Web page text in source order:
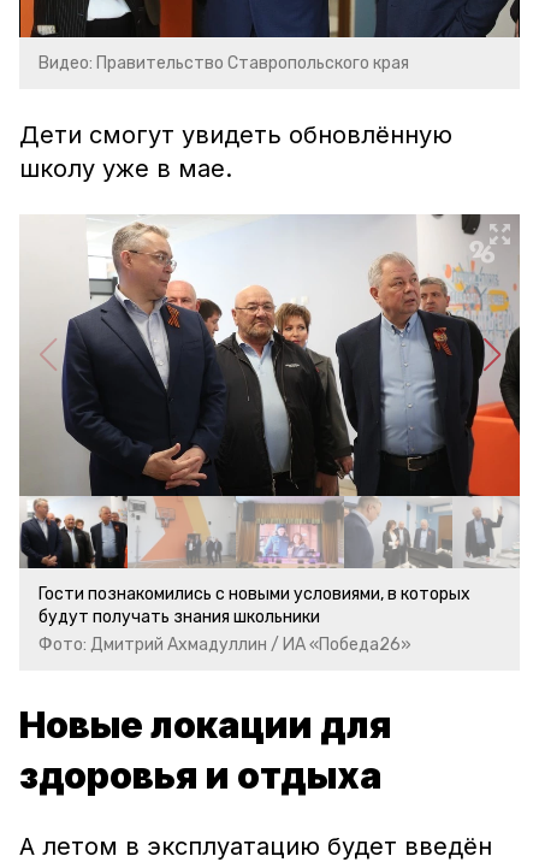
Видео: Правительство Ставропольского края
Дети смогут увидеть обновлённую
школу уже в мае.
Гости познакомились с новыми условиями, в которых
будут получать знания школьники
Фото: Дмитрий Ахмадуллин / ИА «Победа26»
Новые локации для
здоровья и отдыха
А летом в эксплуатацию будет введён